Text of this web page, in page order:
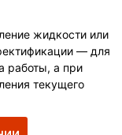
жидкости или
— для
работы, а при
текущего